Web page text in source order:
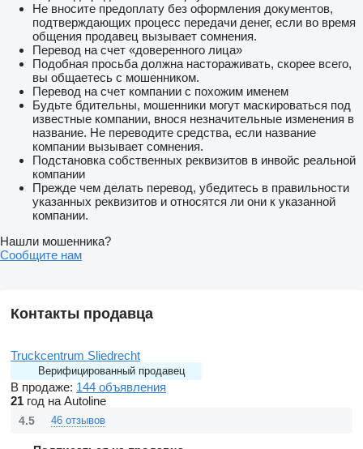
Не вносите предоплату без оформления документов,
подтверждающих процесс передачи денег, если во время
общения продавец вызывает сомнения.
Перевод на счет «доверенного лица»
Подобная просьба должна настораживать, скорее всего,
вы общаетесь с мошенником.
Перевод на счет компании с похожим именем
Будьте бдительны, мошенники могут маскироваться под
известные компании, внося незначительные изменения в
название. Не переводите средства, если название
компании вызывает сомнения.
Подстановка собственных реквизитов в инвойс реальной
компании
Прежде чем делать перевод, убедитесь в правильности
указанных реквизитов и относятся ли они к указанной
компании.
Нашли мошенника?
Сообщите нам
Контакты продавца
Truckcentrum Sliedrecht
Верифицированный продавец
В продаже: 144 объявления
21 год на Autoline
4.5 46 отзывов